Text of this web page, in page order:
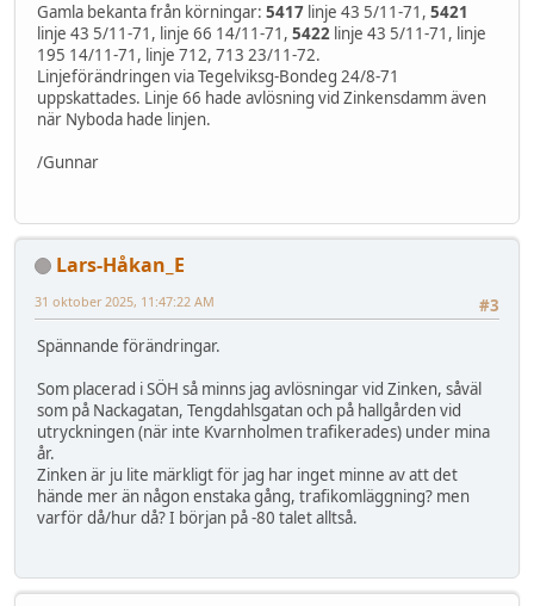
Gamla bekanta från körningar: 5417 linje 43 5/11-71, 5421
linje 43 5/11-71, linje 66 14/11-71, 5422 linje 43 5/11-71, linje
195 14/11-71, linje 712, 713 23/11-72.
Linjeförändringen via Tegelviksg-Bondeg 24/8-71
uppskattades. Linje 66 hade avlösning vid Zinkensdamm även
när Nyboda hade linjen.
/Gunnar
Lars-Håkan_E
#3
31 oktober 2025, 11:47:22 AM
Spännande förändringar.
Som placerad i SÖH så minns jag avlösningar vid Zinken, såväl
som på Nackagatan, Tengdahlsgatan och på hallgården vid
utryckningen (när inte Kvarnholmen trafikerades) under mina
år.
Zinken är ju lite märkligt för jag har inget minne av att det
hände mer än någon enstaka gång, trafikomläggning? men
varför då/hur då? I början på -80 talet alltså.